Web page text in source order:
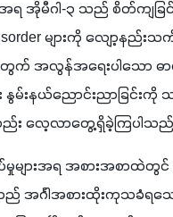
ရ အိုမီဂါ-၃ သည် စိတ်ကျခြင်
များကို လျော့နည်း
အတွက် အလွန်အရေးပါသော ဓ
နွမ်းနယ်ညောင်းညာခြင်း
း လေ့လာတွေ့ရှိခဲ့ကြပါသည်
မှုများအရ အစားအစာထဲတွင်
အင်္ဂါအစားထိုးကုသခံရသော